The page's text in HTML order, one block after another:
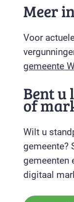
Meer
Voor
gemeente
Bent u
of
Wilt u
gemeente?
gemeenten
digitaal